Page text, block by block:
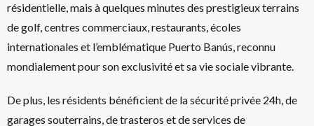
résidentielle, mais à quelques minutes des prestigieux terrains
de golf, centres commerciaux, restaurants, écoles
internationales et l’emblématique Puerto Banús, reconnu
mondialement pour son exclusivité et sa vie sociale vibrante.
De plus, les résidents bénéficient de la sécurité privée 24h, de
garages souterrains, de trasteros et de services de